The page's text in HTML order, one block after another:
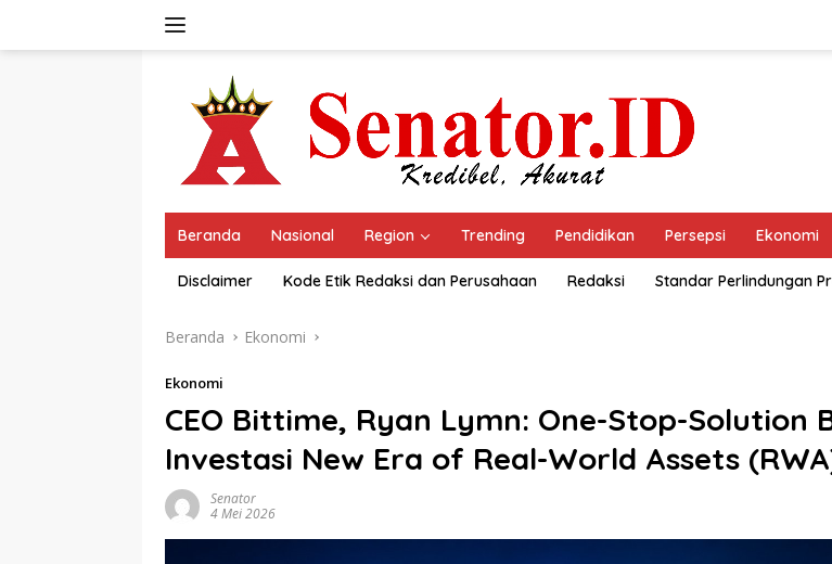
Beranda Nasional Region Trending Pendidikan Persepsi Ekonomi
Disclaimer Kode Etik Redaksi dan Perusahaan Redaksi Standar Perlindungan
Beranda Ekonomi
Ekonomi
CEO Bittime, Ryan Lymn: One-Stop-Solution
Investasi New Era of Real-World Assets
Senator
4 Mei 2026